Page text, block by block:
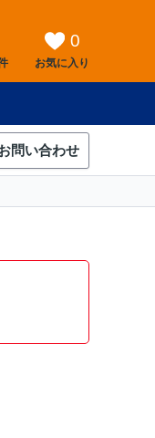
0
お気に入り
問い合わせ